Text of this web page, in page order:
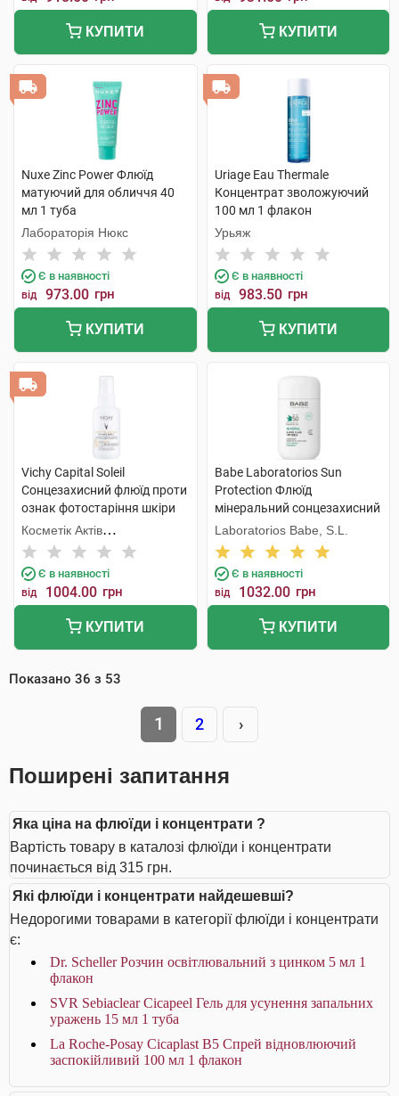
КУПИТИ КУПИТИ
Nuxe Zinc Power Флюїд
матуючий для обличчя 40
мл 1 туба
Лабораторія Нюкс
Є в наявності
від 973.00 грн
КУПИТИ
Uriage Eau Thermale
Концентрат зволожуючий
100 мл 1 флакон
Урьяж
Є в наявності
від 983.50 грн
КУПИТИ
Vichy Capital Soleil
Сонцезахисний флюїд проти
ознак фотостаріння шкіри
обличчя SPF50+ 40 мл 1
флакон
Косметік Актів
Інтернаціональ
Є в наявності
від 1004.00 грн
КУПИТИ
Babe Laboratorios Sun
Protection Флюїд
мінеральний сонцезахисний
з фізичними фільтрами з
SPF50 50 мл 1 флакон
Laboratorios Babe, S.L.
Є в наявності
від 1032.00 грн
КУПИТИ
Показано 36 з 53
1 2 ›
Поширені запитання
Яка ціна на флюїди і концентрати ?
Вартість товару в каталозі флюїди і концентрати
починається від 315 грн.
Які флюїди і концентрати найдешевші?
Недорогими товарами в категорії флюїди і концентрати
є:
Dr. Scheller Розчин освітлювальний з цинком 5 мл 1
флакон
SVR Sebiaclear Cicapeel Гель для усунення запальних
уражень 15 мл 1 туба
La Roche-Posay Cicaplast В5 Спрей відновлюючий
заспокійливий 100 мл 1 флакон